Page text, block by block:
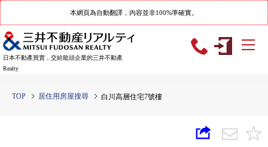
本網頁為自動翻譯，內容並非100%準確實。
日本不動產買賣，交給龍頭企業的三井不動產
Realty
TOP 居住用房屋搜尋 白川高層住宅7號樓